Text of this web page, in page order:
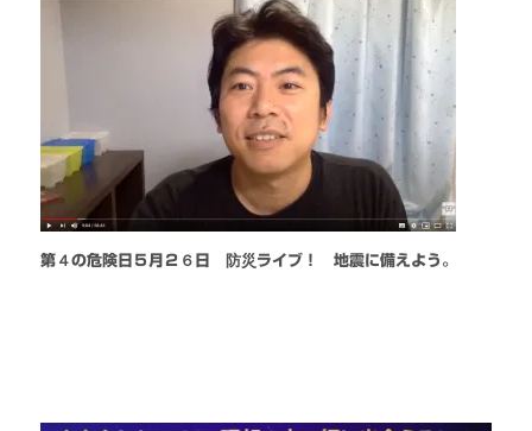
第４の危険日５月２６日 防災ライブ！ 地震に備えよう。